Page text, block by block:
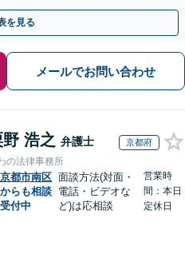
を見る
メールでお問い合わせ
野 浩之 弁護士 京都府
の法律事務所
京都市南区
からも相談
受付中
面談方法(対面・
電話・ビデオな
ど)は応相談
営業時
間：本日
定休日